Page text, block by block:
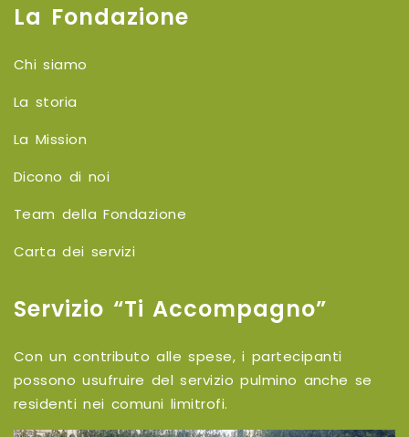
La Fondazione
Chi siamo
La storia
La Mission
Dicono di noi
Team della Fondazione
Carta dei servizi
Servizio “Ti Accompagno”
Con un contributo alle spese, i partecipanti
possono usufruire del servizio pulmino anche se
residenti nei comuni limitrofi.